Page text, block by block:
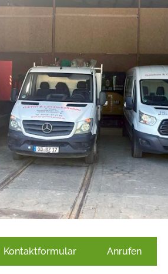
Kontaktformular Anrufen